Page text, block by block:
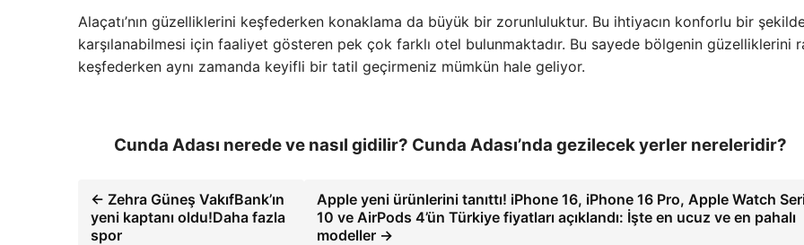
Alaçatı’nın güzelliklerini keşfederken konaklama da büyük bir zorunluluktur. Bu ihtiyacın konforlu bir
karşılanabilmesi için faaliyet gösteren pek çok farklı otel bulunmaktadır. Bu sayede bölgenin güzelliklerini
keşfederken aynı zamanda keyifli bir tatil geçirmeniz mümkün hale geliyor.
Cunda Adası nerede ve nasıl gidilir? Cunda Adası’nda gezilecek yerler nereleridir?
← Zehra Güneş VakıfBank’ın
yeni kaptanı oldu!Daha fazla
spor
Apple yeni ürünlerini tanıttı! iPhone 16, iPhone 16 Pro, Apple Watch
10 ve AirPods 4’ün Türkiye fiyatları açıklandı: İşte en ucuz ve en pahalı
modeller →